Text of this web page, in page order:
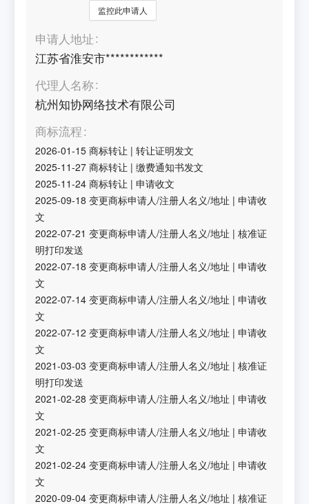
监控此申请人
申请人地址
江苏省淮安市************
代理人名称
杭州知协网络技术有限公司
商标流程
2026-01-15 商标转让 |转让证明发文
2025-11-27 商标转让 |缴费通知书发文
2025-11-24 商标转让 |申请收文
2025-09-18 变更商标申请人/注册人名义/地址 |申请收
文
2022-07-21 变更商标申请人/注册人名义/地址 |核准证
明打印发送
2022-07-18 变更商标申请人/注册人名义/地址 |申请收
文
2022-07-14 变更商标申请人/注册人名义/地址 |申请收
文
2022-07-12 变更商标申请人/注册人名义/地址 |申请收
文
2021-03-03 变更商标申请人/注册人名义/地址 |核准证
明打印发送
2021-02-28 变更商标申请人/注册人名义/地址 |申请收
文
2021-02-25 变更商标申请人/注册人名义/地址 |申请收
文
2021-02-24 变更商标申请人/注册人名义/地址 |申请收
文
2020-09-04 变更商标申请人/注册人名义/地址 |核准证